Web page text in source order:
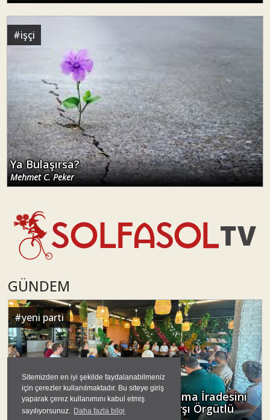
Sitemizden en iyi şekilde faydalanabilmeniz
için çerezler kullanılmaktadır. Bu siteye giriş
yaparak çerez kullanımını kabul etmiş
sayılıyorsunuz. Daha fazla bilgi
#işçi
Ya Bulaşırsa?
Mehmet C. Peker
GÜNDEM
#yeni parti
Çankaya Tabanı Siyasal Özne Olma İradesini
İlan Ediyor: Esnaf Siyasetine Karşı Örgütlü